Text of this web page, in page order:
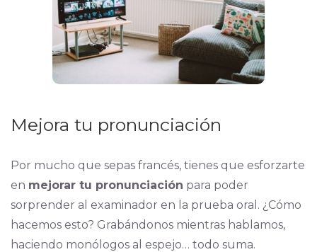
Mejora tu pronunciación
Por mucho que sepas francés, tienes que esforzarte
en mejorar tu pronunciación para poder
sorprender al examinador en la prueba oral. ¿Cómo
hacemos esto? Grabándonos mientras hablamos,
haciendo monólogos al espejo… todo suma.